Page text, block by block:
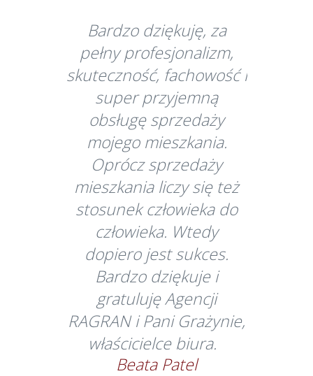
Bardzo dziękuję, za
pełny profesjonalizm,
skuteczność, fachowość i
super przyjemną
obsługę sprzedaży
mojego mieszkania.
Oprócz sprzedaży
mieszkania liczy się też
stosunek człowieka do
człowieka. Wtedy
dopiero jest sukces.
Bardzo dziękuje i
gratuluję Agencji
RAGRAN i Pani Grażynie,
właścicielce biura.
Beata Patel